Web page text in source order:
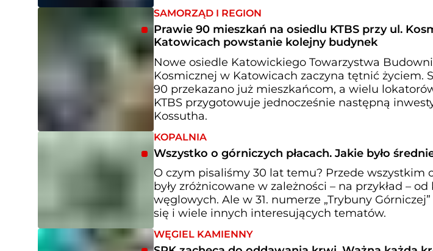
SAMORZĄD I REGION
Prawie 90 mieszkań na osiedlu KTBS przy ul.
Katowicach powstanie kolejny budynek
Nowe osiedle Katowickiego Towarzystwa
Kosmicznej w Katowicach zaczyna tętnić życiem.
90 przekazano już mieszkańcom, a wielu
KTBS przygotowuje jednocześnie następną
Kossutha.
KOPALNIA
Wszystko o górniczych płacach. Jakie było
O czym pisaliśmy 30 lat temu? Przede wszystkim
były zróżnicowane w zależności – na przykład –
węglowych. Ale w 31. numerze „Trybuny Górniczej”
się i wiele innych interesujących tematów.
WĘGIEL KAMIENNY